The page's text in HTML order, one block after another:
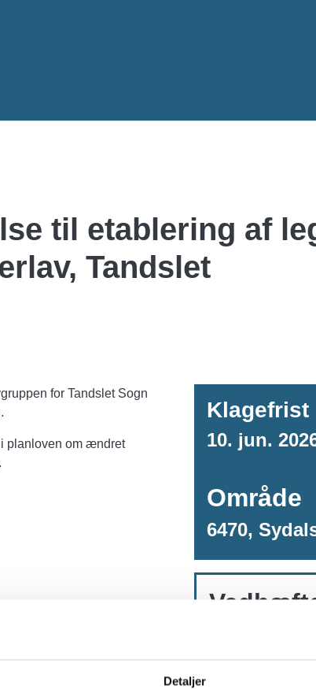
Detaljer
til etablering af
Tandslet
for Tandslet Sogn
planloven om ændret
Klagefrist
10. jun.
Område
6470,